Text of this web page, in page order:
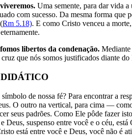
Uma semente, para dar vida
com sucesso. Da mesma forma
Rm 5.18). E como Cristo venceu a
libertos da condenação. Mediante
que nós somos justificados diante do
símbolo de nossa fé? Para encontrar a
O outro na vertical, para cima —
seus padrões. Como Ele pôde fazer
Deus, suspenso entre você e o céu,
está entre você e Deus, você não